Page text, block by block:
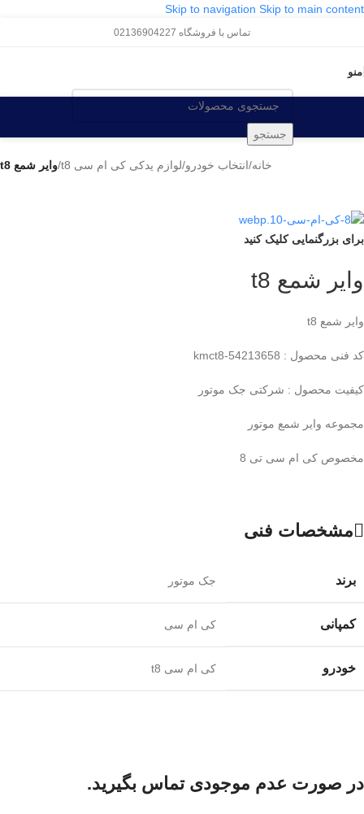
Skip to navigation Skip to main content
تماس با فروشگاه 02136904227
منو
جستجو
خانه/انتخاب خودرو/لوازم یدکی کی ام سی t8 /وایر شمع t8
برای بزرگنمایی کلیک کنید
وایر شمع t8
وایر شمع t8
کد فنی محصول : kmct8-54213658
کیفیت محصول : شرکتی جک موتور
مجموعه وایر شمع موتور
مخصوص کی ام سی تی 8
مشخصات فنی
برند جک موتور
کمپانی کی ام سی
خودرو کی ام سی t8
در صورت عدم موجودی تماس بگیرید.